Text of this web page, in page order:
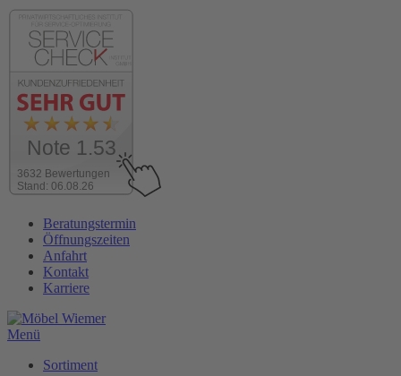
3632 Bewertungen
Stand: 06.08.26
Note 1.53
Inhalt
wechseln
Beratungstermin
Öffnungszeiten
Anfahrt
Kontakt
Karriere
Menü
Sortiment